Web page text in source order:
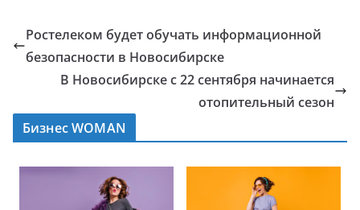
Ростелеком будет обучать информационной
безопасности в Новосибирске
В Новосибирске с 22 сентября начинается
отопительный сезон
Бизнес WOMAN